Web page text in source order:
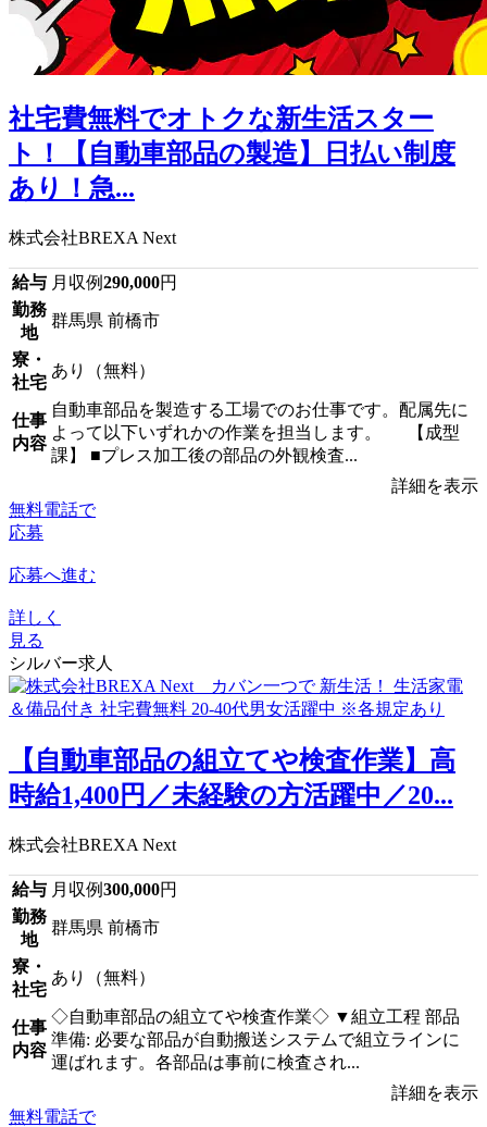
社宅費無料でオトクな新生活スター
ト！【自動車部品の製造】日払い制度
あり！急...
株式会社BREXA Next
給与 月収例290,000円
勤務
地
群馬県 前橋市
寮・
社宅
あり（無料）
仕事
内容
自動車部品を製造する工場でのお仕事です。配属先に
よって以下いずれかの作業を担当します。 【成型
課】 ■プレス加工後の部品の外観検査...
詳細を表示
無料電話で
応募
応募へ進む
詳しく
見る
シルバー求人
【自動車部品の組立てや検査作業】高
時給1,400円／未経験の方活躍中／20...
株式会社BREXA Next
給与 月収例300,000円
勤務
地
群馬県 前橋市
寮・
社宅
あり（無料）
仕事
内容
◇自動車部品の組立てや検査作業◇ ▼組立工程 部品
準備: 必要な部品が自動搬送システムで組立ラインに
運ばれます。各部品は事前に検査され...
詳細を表示
無料電話で